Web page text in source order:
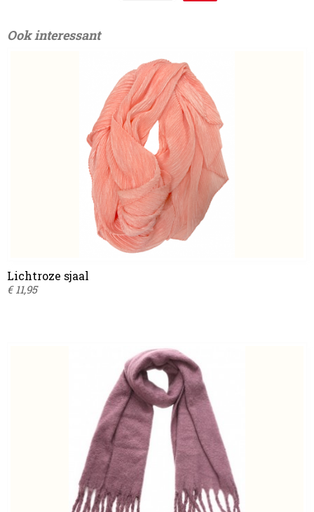
Ook interessant
Lichtroze sjaal
€ 11,95